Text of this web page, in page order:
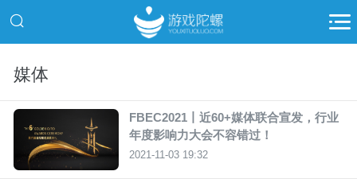
媒体
FBEC2021丨近60+媒体联合宣发，行业
年度影响力大会不容错过！
2021-11-03 19:32